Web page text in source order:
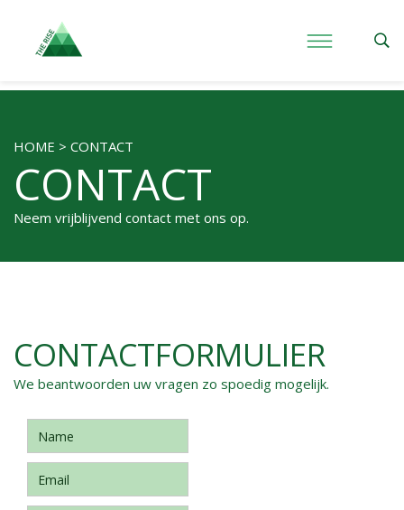
HOME > CONTACT
CONTACT
Neem vrijblijvend contact met ons op.
CONTACTFORMULIER
We beantwoorden uw vragen zo spoedig mogelijk.